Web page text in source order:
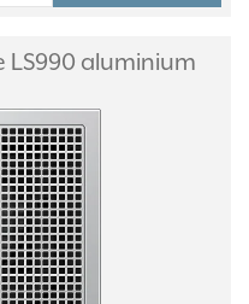
LS990 aluminium